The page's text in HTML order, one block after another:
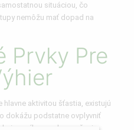
situáciou, čo
nemôžu mať dopad na
Prvky Pre
hlavne aktivitou šťastia, existujú
dokážu podstatne ovplyvniť
o výbere nebezpečnej